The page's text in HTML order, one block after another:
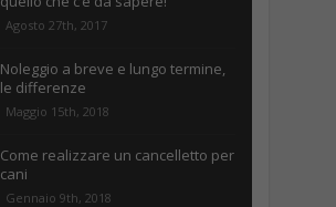
Agosto 27th, 2017
Noleggio a breve e lungo termine,
le differenze
Maggio 15th, 2018
Come realizzare un cancelletto per
cani
Gennaio 9th, 2018